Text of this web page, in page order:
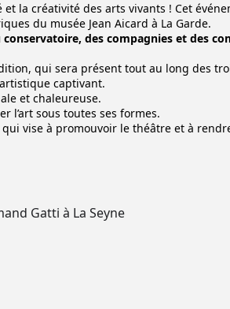
la créativité des arts vivants ! Cet
du musée Jean Aicard à La Garde.
conservatoire, des compagnies et des
qui sera présent tout au long des
captivant.
et chaleureuse.
l’art sous toutes ses formes.
qui vise à promouvoir le théâtre et à
Gatti à La Seyne